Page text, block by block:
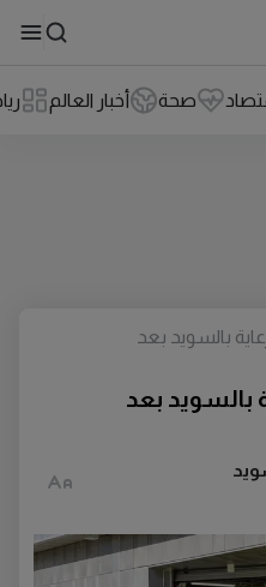
صحة أخبار العالم
بالسويد بعد
بالسويد بعد